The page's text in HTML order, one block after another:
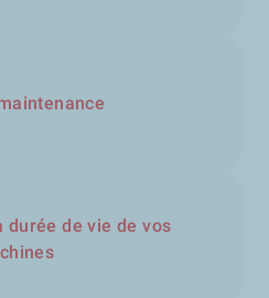
durée de vie de vos